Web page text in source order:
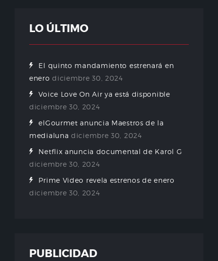
LO ÚLTIMO
El quinto mandamiento estrenará en
enero diciembre 30, 2024
Voice Love On Air ya está disponible
diciembre 30, 2024
elGourmet anuncia Maestros de la
medialuna diciembre 30, 2024
Netflix anuncia documental de Karol G
diciembre 30, 2024
Prime Video revela estrenos de enero
diciembre 30, 2024
PUBLICIDAD